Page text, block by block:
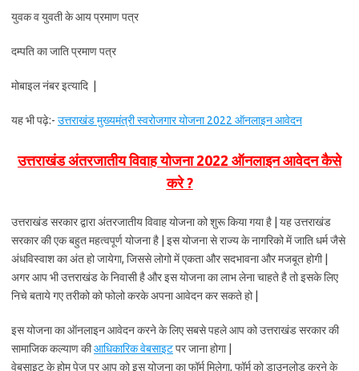
युवक व युवती के आय प्रमाण पत्र
दम्पति का जाति प्रमाण पत्र
मोबाइल नंबर इत्यादि |
यह भी पढ़े:- उत्तराखंड मुख्यमंत्री स्वरोजगार योजना 2022 ऑनलाइन आवेदन
उत्तराखंड अंतरजातीय विवाह योजना 2022 ऑनलाइन आवेदन कैसे
करे ?
उत्तराखंड सरकार द्वारा अंतरजातीय विवाह योजना को शुरू किया गया है | यह उत्तराखंड
सरकार की एक बहुत महत्वपूर्ण योजना है | इस योजना से राज्य के नागरिको में जाति धर्म जैसे
अंधविस्वाश का अंत हो जायेगा, जिससे लोगो में एकता और सदभावना और मजबूत होगी |
अगर आप भी उत्तराखंड के निवासी है और इस योजना का लाभ लेना चाहते है तो इसके लिए
निचे बताये गए तरीको को फोलो करके अपना आवेदन कर सकते हो |
इस योजना का ऑनलाइन आवेदन करने के लिए सबसे पहले आप को उत्तराखंड सरकार की
सामाजिक कल्याण कीआधिकारिक वेबसाइटपर जाना होगा |
वेबसाइट के होम पेज पर आप को इस योजना का फॉर्म मिलेगा, फॉर्म को डाउनलोड करने के